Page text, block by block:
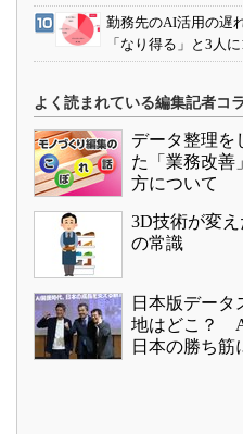
勤務先のAI活用の遅
「なり得る」と3人
よく読まれている編集記者コ
データ整理を
た「業務改善
方について
3D技術が変え
の常識
日本版データ
地はどこ？
日本の勝ち筋